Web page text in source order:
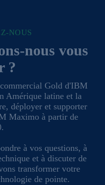
NOUS
nous vous
?
Gold d'IBM
Amérique latine et la
déployer et supporter
Maximo à partir de
à vos questions, à
et à discuter de
transformer votre
de pointe.